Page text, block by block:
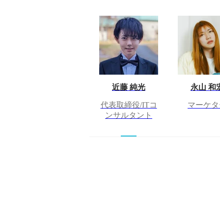
近藤 純光
代表取締役/ITコ
ンサルタント
永山 和
マーケ